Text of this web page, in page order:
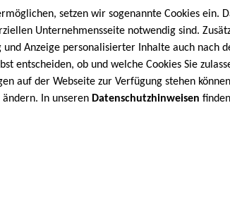
setzen wir sogenannte Cookies ein.
Unternehmensseite notwendig sind.
Anzeige personalisierter Inhalte auch nach
entscheiden, ob und welche Cookies Sie
auf der Webseite zur Verfügung stehen
In unseren Datenschutzhinweisen